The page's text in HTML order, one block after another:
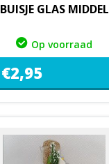
BUISJE GLAS MIDDEL
Op voorraad
€2,95